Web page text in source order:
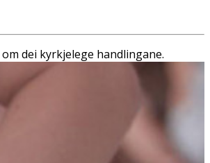
dei kyrkjelege handlingane.